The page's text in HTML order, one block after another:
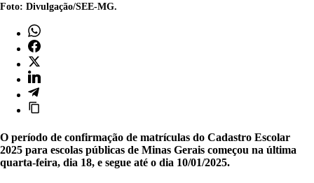
Foto: Divulgação/SEE-MG.
O período de confirmação de matrículas do Cadastro Escolar
2025 para escolas públicas de Minas Gerais começou na última
quarta-feira, dia 18, e segue até o dia 10/01/2025.